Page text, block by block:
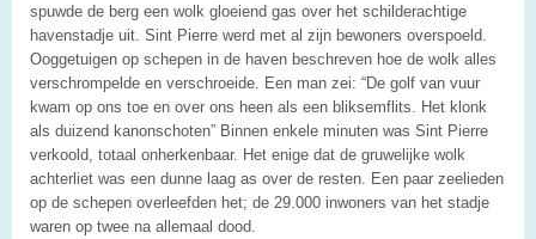
spuwde de berg een wolk gloeiend gas over het schilderachtige
havenstadje uit. Sint Pierre werd met al zijn bewoners overspoeld.
Ooggetuigen op schepen in de haven beschreven hoe de wolk alles
verschrompelde en verschroeide. Een man zei: “De golf van vuur
kwam op ons toe en over ons heen als een bliksemflits. Het klonk
als duizend kanonschoten” Binnen enkele minuten was Sint Pierre
verkoold, totaal onherkenbaar. Het enige dat de gruwelijke wolk
achterliet was een dunne laag as over de resten. Een paar zeelieden
op de schepen overleefden het; de 29.000 inwoners van het stadje
waren op twee na allemaal dood.